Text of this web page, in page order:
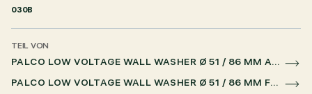
030B
TEIL VON
PALCO LOW VOLTAGE WALL WASHER Ø 51 / 86 MM AUF NIEDERSPANNUNGSSCHIENE DALI POWERLINE
PALCO LOW VOLTAGE WALL WASHER Ø 51 / 86 MM FÜR SUPERRAIL DALI POWERLINE